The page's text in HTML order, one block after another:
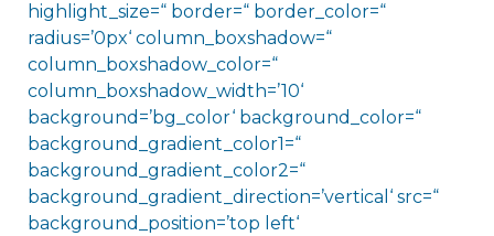
highlight_size=“ border=“ border_color=“
radius=’0px‘ column_boxshadow=“
column_boxshadow_color=“
column_boxshadow_width=’10‘
background=’bg_color‘ background_color=“
background_gradient_color1=“
background_gradient_color2=“
background_gradient_direction=’vertical‘ src=“
background_position=’top left‘